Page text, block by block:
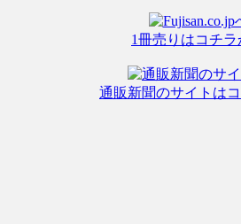
1冊売りはコチラ
通販新聞のサイトは